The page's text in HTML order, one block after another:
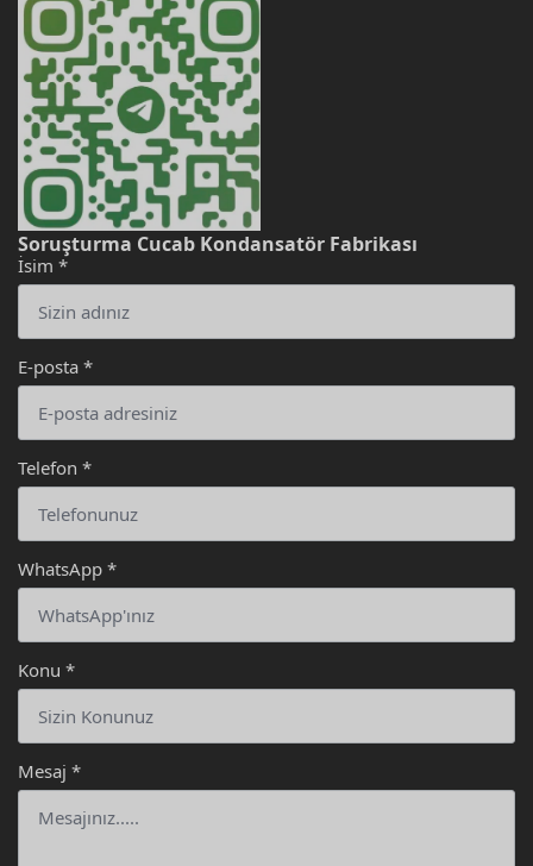
Soruşturma Cucab Kondansatör Fabrikası
İsim *
E-posta *
Telefon *
WhatsApp *
Konu *
Mesaj *